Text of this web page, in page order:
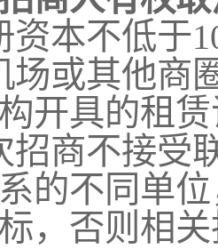
资本不低于
场或其他
开具的租
招商不接
的不同单
，否则相